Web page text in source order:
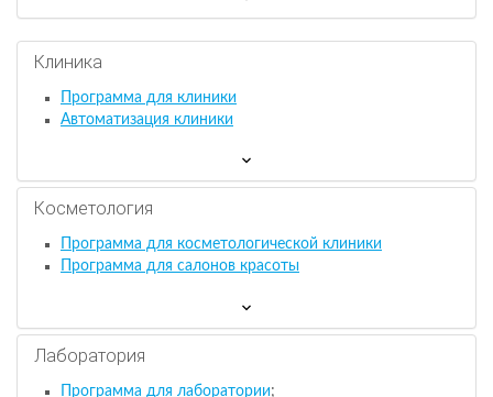
Клиника
Программа для клиники
Автоматизация клиники
Косметология
Программа для косметологической клиники
Программа для салонов красоты
Лаборатория
Программа для лаборатории;